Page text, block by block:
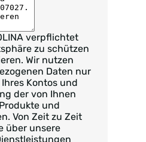
verpflichtet
zu schützen
Wir nutzen
Daten nur
Kontos und
der von Ihnen
und
Von Zeit zu Zeit
über unsere